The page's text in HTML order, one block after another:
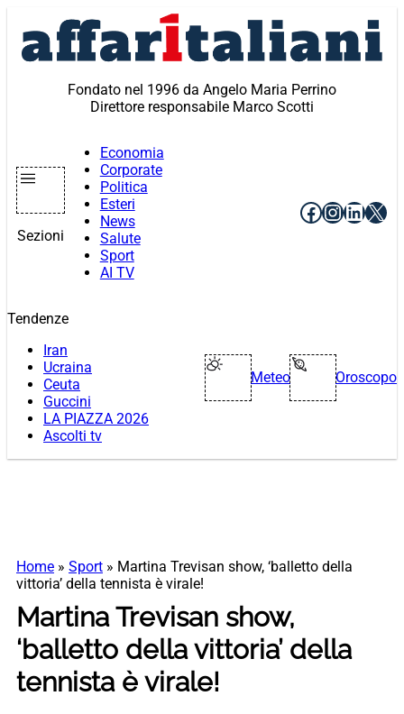
contenuto
Fondato nel 1996 da Angelo Maria Perrino
Direttore responsabile Marco Scotti
Sezioni
Economia
Corporate
Politica
Esteri
News
Salute
Sport
AI TV
Facebook
X
Tendenze
Iran
Ucraina
Ceuta
Guccini
LA PIAZZA 2026
Ascolti tv
Meteo Oroscopo
Home » Sport » Martina Trevisan show, ‘balletto della
vittoria’ della tennista è virale!
Martina Trevisan show,
‘balletto della vittoria’ della
tennista è virale!